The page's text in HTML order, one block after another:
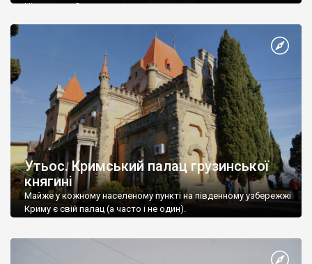
Ніжин греки?
Утьос. Кримський палац грузинської
княгині
Майже у кожному населеному пункті на південному узбережжі
Криму є свій палац (а часто і не один).